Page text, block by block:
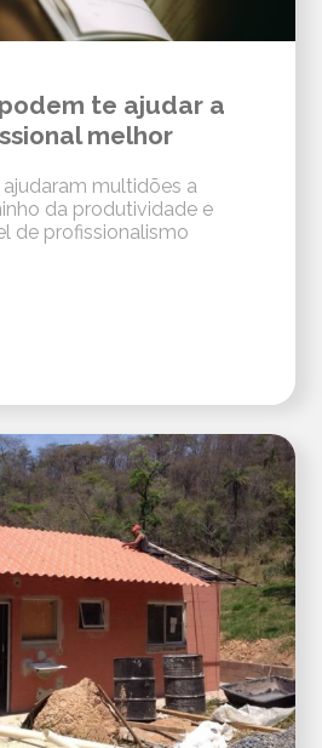
te ajudar a
melhor
ajudaram multidões a
da produtividade e
de profissionalismo